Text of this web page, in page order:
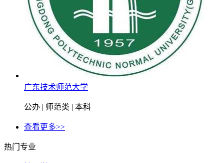
广东技术师范大学
公办 | 师范类 | 本科
查看更多>>
热门专业